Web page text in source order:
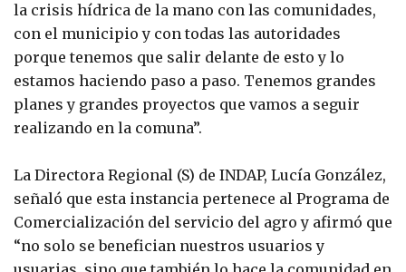
la crisis hídrica de la mano con las comunidades,
con el municipio y con todas las autoridades
porque tenemos que salir delante de esto y lo
estamos haciendo paso a paso. Tenemos grandes
planes y grandes proyectos que vamos a seguir
realizando en la comuna”.
La Directora Regional (S) de INDAP, Lucía González,
señaló que esta instancia pertenece al Programa de
Comercialización del servicio del agro y afirmó que
“no solo se benefician nuestros usuarios y